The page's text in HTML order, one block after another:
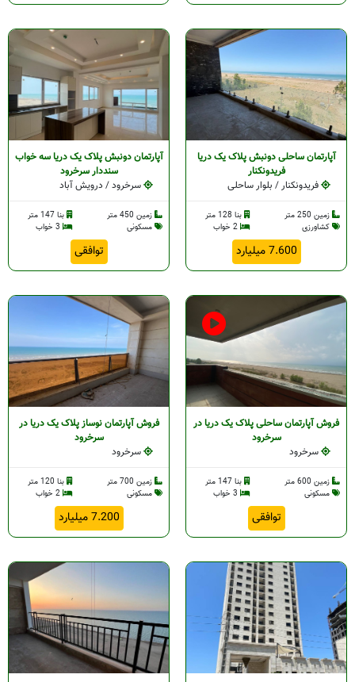
آپارتمان ساحلی دونبش پلاک یک دریا
فریدونکنار
فریدونکنار / بلوار ساحلی
زمین 250 متر
بنا 128 متر
کشاورزی
7.600 میلیارد
آپارتمان دونبش پلاک یک دریا سه خواب
سنددار سرخرود
سرخرود / درویش آباد
زمین 450 متر
بنا 147 متر
مسکونی
توافقی
فروش آپارتمان ساحلی پلاک یک دریا در
سرخرود
سرخرود
زمین 600 متر
بنا 147 متر
مسکونی
توافقی
فروش آپارتمان نوساز پلاک یک دریا در
سرخرود
سرخرود
زمین 700 متر
بنا 120 متر
مسکونی
7.200 میلیارد